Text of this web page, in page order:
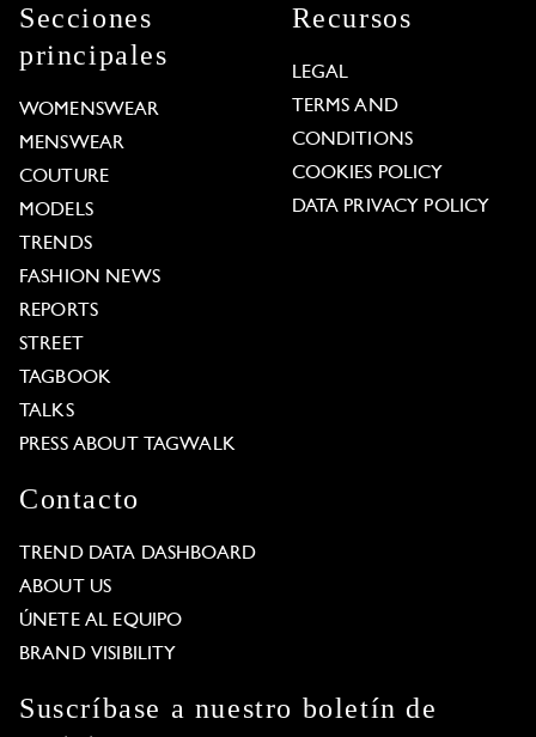
Secciones
principales
WOMENSWEAR
MENSWEAR
COUTURE
MODELS
TRENDS
FASHION NEWS
REPORTS
STREET
TAGBOOK
TALKS
PRESS ABOUT TAGWALK
Recursos
LEGAL
TERMS AND
CONDITIONS
COOKIES POLICY
DATA PRIVACY POLICY
Contacto
TREND DATA DASHBOARD
ABOUT US
ÚNETE AL EQUIPO
BRAND VISIBILITY
Suscríbase a nuestro boletín de